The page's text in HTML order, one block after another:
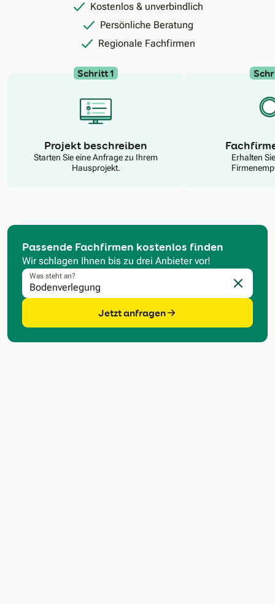
Kostenlos & unverbindlich
Persönliche Beratung
Regionale Fachfirmen
Schritt 1
Projekt beschreiben
Starten Sie eine Anfrage zu Ihrem
Hausprojekt.
Erhalten
Passende Fachfirmen kostenlos finden
Wir schlagen Ihnen bis zu drei Anbieter vor!
Was steht an?
Eingabe
Jetzt anfragen